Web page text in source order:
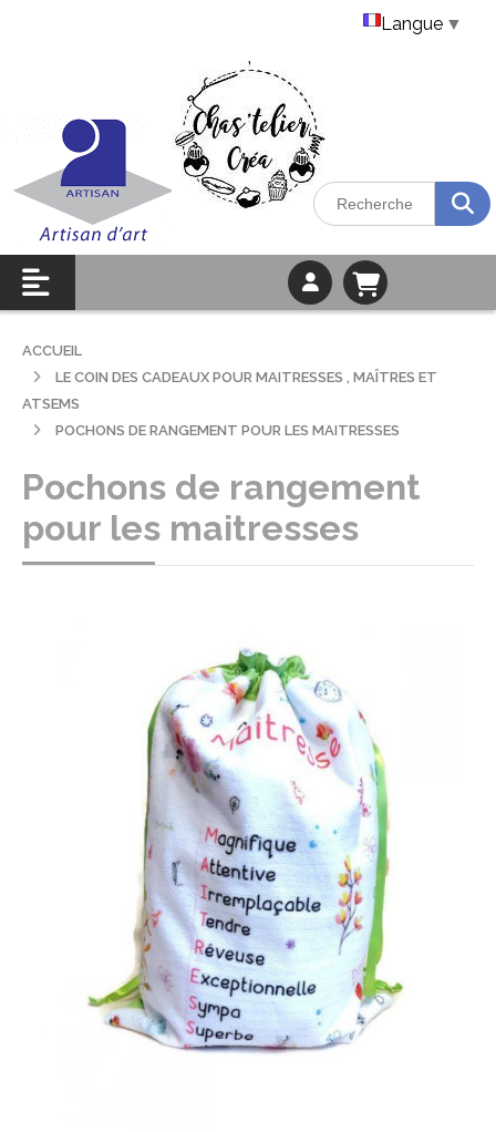
ACCUEIL
LE COIN DES CADEAUX POUR MAITRESSES , MAÎTRES ET
ATSEMS
POCHONS DE RANGEMENT POUR LES MAITRESSES
Pochons de rangement
pour les maitresses
Langue ▼